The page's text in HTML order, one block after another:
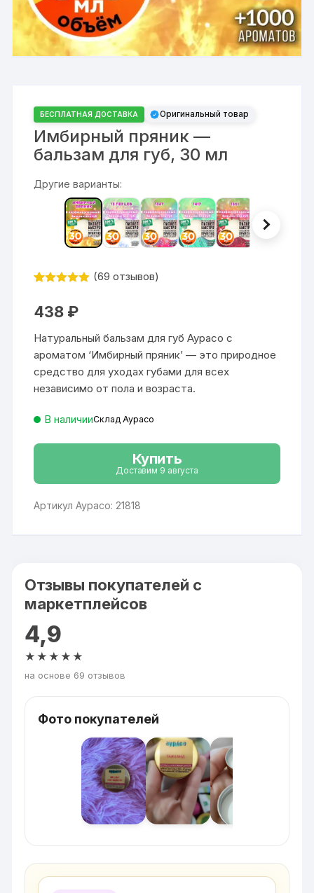
БЕСПЛАТНАЯ ДОСТАВКА Оригинальный товар
Имбирный пряник —
бальзам для губ, 30 мл
Другие варианты:
на основе
пользовател
ей
(69 отзывов)
438 ₽
Натуральный бальзам для губ Аурасо с
ароматом ‘Имбирный пряник’ — это природное
средство для уходах губами для всех
независимо от пола и возраста.
В наличииСклад Аурасо
Купить
Доставим 9 августа
Артикул Аурасо: 21818
Отзывы покупателей с
маркетплейсов
4,9
★★★★★
на основе 69 отзывов
Фото покупателей